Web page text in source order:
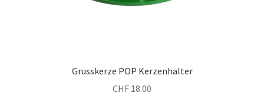
Grusskerze POP Kerzenhalter
CHF 18.00